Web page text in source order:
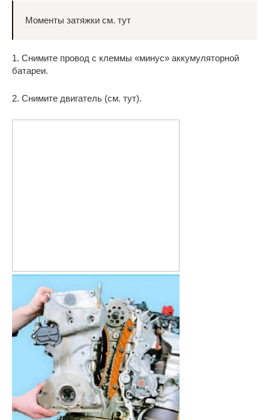
Моменты затяжки см. тут
1. Снимите провод с клеммы «минус» аккумуляторной
батареи.
2. Снимите двигатель (см. тут).